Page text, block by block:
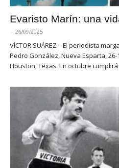
Evaristo Marín: una
- 26/09/2025
VÍCTOR SUÁREZ - El periodista
Pedro González, Nueva Esparta,
Houston, Texas. En octubre cumplirá